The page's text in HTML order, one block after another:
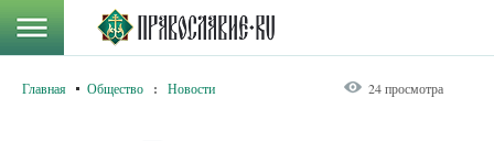
Главная Общество : Новости 24 просмотра